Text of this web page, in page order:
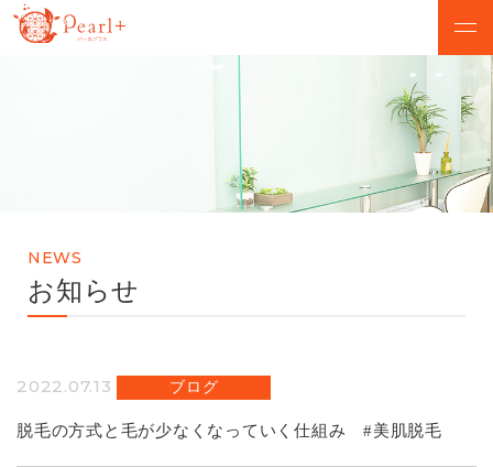
CAMPAIGN
MENU
SALON
NEWS Q&A
NEWS
お知らせ
2022.07.13 ブログ
脱毛の方式と毛が少なくなっていく仕組み #美肌脱毛